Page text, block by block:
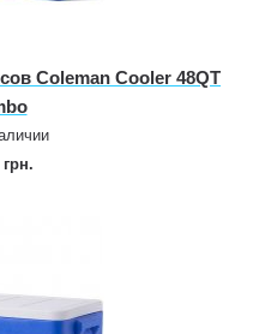
Coleman Cooler 48QT